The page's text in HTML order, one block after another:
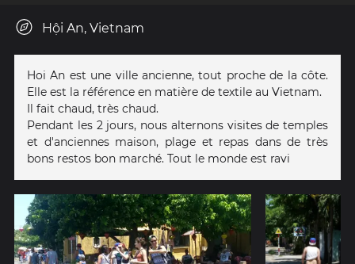
Hội An, Vietnam
Hoi An est une ville ancienne, tout proche de la côte.
Elle est la référence en matière de textile au Vietnam.
Il fait chaud, très chaud.
Pendant les 2 jours, nous alternons visites de temples
et d'anciennes maison, plage et repas dans de très
bons restos bon marché. Tout le monde est ravi